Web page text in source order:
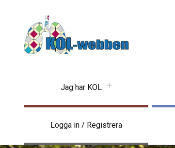
KOLwebben
Jag har KOL
Logga in / Registrera